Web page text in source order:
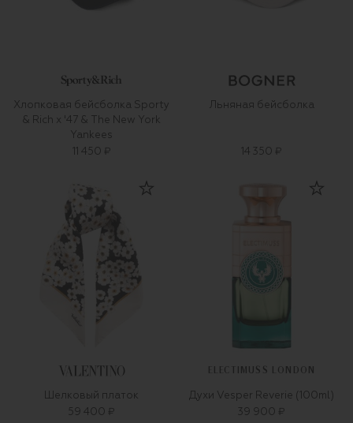
Хлопковая бейсболка Sporty
& Rich x '47 & The New York
Yankees
11 450 ₽
Льняная бейсболка
14 350 ₽
Шелковый платок
59 400 ₽
ELECTIMUSS LONDON
Духи Vesper Reverie (100ml)
39 900 ₽